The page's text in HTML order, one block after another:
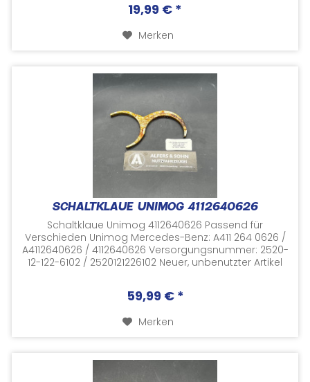
19,99 € *
Merken
SCHALTKLAUE UNIMOG 4112640626
Schaltklaue Unimog 4112640626 Passend für
Verschieden Unimog Mercedes-Benz: A411 264 0626 /
A4112640626 / 4112640626 Versorgungsnummer: 2520-
12-122-6102 / 2520121226102 Neuer, unbenutzter Artikel
59,99 € *
Merken